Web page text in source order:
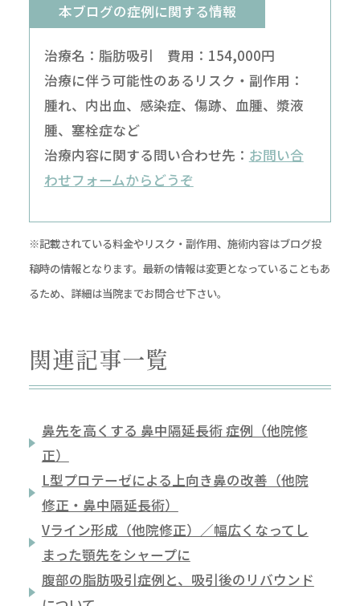
本ブログの症例に関する情報
治療名：脂肪吸引 費用：154,000円
治療に伴う可能性のあるリスク・副作用：
腫れ、内出血、感染症、傷跡、血腫、漿液
腫、塞栓症など
治療内容に関する問い合わせ先： お問い合
わせフォームからどうぞ
※記載されている料金やリスク・副作用、施術内容はブログ投
稿時の情報となります。最新の情報は変更となっていることもあ
るため、詳細は当院までお問合せ下さい。
関連記事一覧
鼻先を高くする 鼻中隔延長術 症例（他院修
正）
L型プロテーゼによる上向き鼻の改善（他院
修正・鼻中隔延長術）
Vライン形成（他院修正）／幅広くなってし
まった顎先をシャープに
腹部の脂肪吸引症例と、吸引後のリバウンド